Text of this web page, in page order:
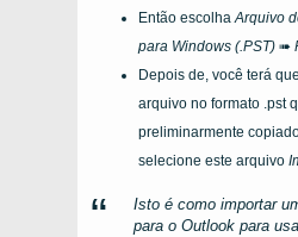
Então escolhaArquivo
para Windows (.PST) ➠
Depois de, você terá
arquivo no formato .pst
preliminarmente
selecione este arquivo
Isto é como importar
para o Outlook para